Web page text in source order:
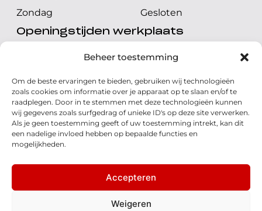
Beheer toestemming
Om de beste ervaringen te bieden, gebruiken wij technologieën
zoals cookies om informatie over je apparaat op te slaan en/of te
raadplegen. Door in te stemmen met deze technologieën kunnen
wij gegevens zoals surfgedrag of unieke ID's op deze site verwerken.
Als je geen toestemming geeft of uw toestemming intrekt, kan dit
een nadelige invloed hebben op bepaalde functies en
mogelijkheden.
Accepteren
Weigeren
Zondag
Gesloten
Openingstijden werkplaats
Maandag t/m vrijdag
08.00 tot 17.00 uur
Zondag
Gesloten
Volg ons
© 2026 - Honda Welman